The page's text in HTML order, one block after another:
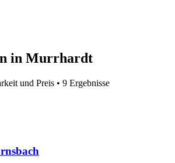
in Murrhardt
und Preis • 9 Ergebnisse